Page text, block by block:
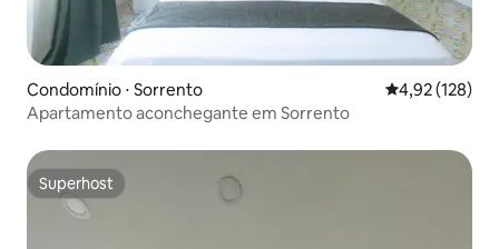
Condomínio ⋅ Sorrento 4,92 de uma
4,92 (128)
Apartamento aconchegante em Sorrento
Superhost
Superhost